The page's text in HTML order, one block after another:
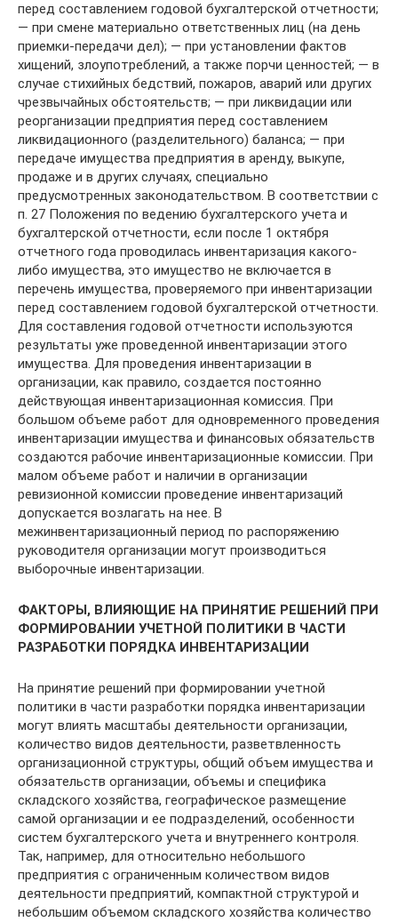
перед составлением годовой бухгалтерской отчетности;
— при смене материально ответственных лиц (на день
приемки-передачи дел); — при установлении фактов
хищений, злоупотреблений, а также порчи ценностей; — в
случае стихийных бедствий, пожаров, аварий или других
чрезвычайных обстоятельств; — при ликвидации или
реорганизации предприятия перед составлением
ликвидационного (разделительного) баланса; — при
передаче имущества предприятия в аренду, выкупе,
продаже и в других случаях, специально
предусмотренных законодательством. В соответствии с
п. 27 Положения по ведению бухгалтерского учета и
бухгалтерской отчетности, если после 1 октября
отчетного года проводилась инвентаризация какого-
либо имущества, это имущество не включается в
перечень имущества, проверяемого при инвентаризации
перед составлением годовой бухгалтерской отчетности.
Для составления годовой отчетности используются
результаты уже проведенной инвентаризации этого
имущества. Для проведения инвентаризации в
организации, как правило, создается постоянно
действующая инвентаризационная комиссия. При
большом объеме работ для одновременного проведения
инвентаризации имущества и финансовых обязательств
создаются рабочие инвентаризационные комиссии. При
малом объеме работ и наличии в организации
ревизионной комиссии проведение инвентаризаций
допускается возлагать на нее. В
межинвентаризационный период по распоряжению
руководителя организации могут производиться
выборочные инвентаризации.
ФАКТОРЫ, ВЛИЯЮЩИЕ НА ПРИНЯТИЕ РЕШЕНИЙ ПРИ
ФОРМИРОВАНИИ УЧЕТНОЙ ПОЛИТИКИ В ЧАСТИ
РАЗРАБОТКИ ПОРЯДКА ИНВЕНТАРИЗАЦИИ
На принятие решений при формировании учетной
политики в части разработки порядка инвентаризации
могут влиять масштабы деятельности организации,
количество видов деятельности, разветвленность
организационной структуры, общий объем имущества и
обязательств организации, объемы и специфика
складского хозяйства, географическое размещение
самой организации и ее подразделений, особенности
систем бухгалтерского учета и внутреннего контроля.
Так, например, для относительно небольшого
предприятия с ограниченным количеством видов
деятельности предприятий, компактной структурой и
небольшим объемом складского хозяйства количество